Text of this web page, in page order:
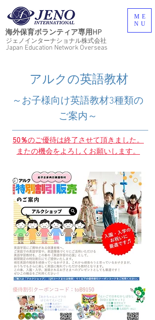
海外保育ボランティア専用HP
ME
NU
ジェノインターナショナル株式会社
Japan Education Network Overseas
​アルクの英語教材
​～お子様向け英語教材3種類の
ご案内～
​50％のご優待は終了させて頂きました。
またの機会をよろしくお願いします。